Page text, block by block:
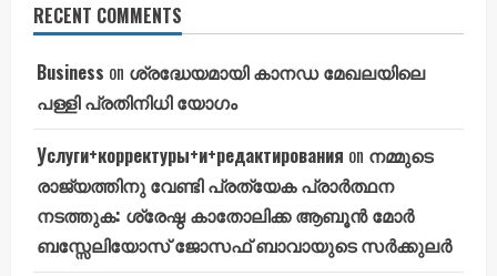
RECENT COMMENTS
Business on ശ്രദ്ധേയമായി കാനഡ മേഖലയിലെ
പള്ളി പ്രതിനിധി യോഗം
Услуги+корректуры+и+редактирования on നമ്മുടെ
രാജ്യത്തിനു വേണ്ടി പ്രത്യേക പ്രാർത്ഥന
നടത്തുക: ശ്രേഷ്ഠ കാതോലിക്ക ആബൂൻ മോർ
ബസ്സേലിയോസ് ജോസഫ് ബാവായുടെ സർക്കുലർ